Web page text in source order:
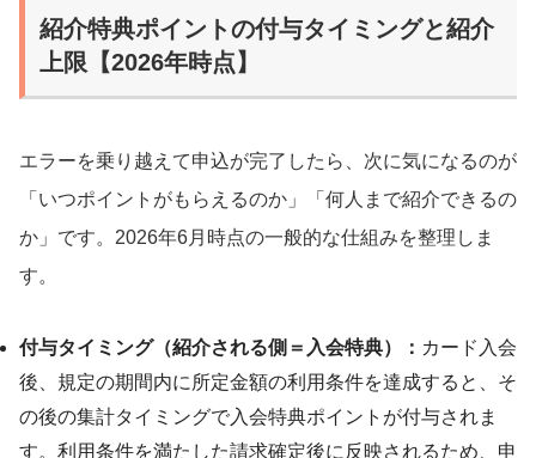
紹介特典ポイントの付与タイミングと紹介
上限【2026年時点】
エラーを乗り越えて申込が完了したら、次に気になるのが
「いつポイントがもらえるのか」「何人まで紹介できるの
か」です。2026年6月時点の一般的な仕組みを整理しま
す。
付与タイミング（紹介される側＝入会特典）： カード入会
後、規定の期間内に所定金額の利用条件を達成すると、そ
の後の集計タイミングで入会特典ポイントが付与されま
す。利用条件を満たした請求確定後に反映されるため、申